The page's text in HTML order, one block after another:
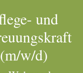
und
(m/w/d)